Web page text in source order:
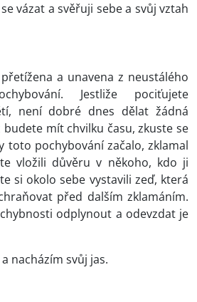
vázat a svěřuji sebe a svůj vztah
a unavena z neustálého
Jestliže pociťujete
není dobré dnes dělat žádná
mít chvilku času, zkuste se
toto pochybování začalo, zklamal
vložili důvěru v někoho, kdo ji
si okolo sebe vystavili zeď, která
před dalším zklamáním.
odplynout a odevzdat je
nacházím svůj jas.